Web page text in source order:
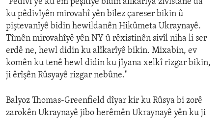
"Pêdivî ye ku em pêşitîyê bidin alîkarîya zivistanê da
ku pêdivîyên mirovahî yên bilez çareser bikin û
piştevanîyê bidin hewildanên Hikûmeta Ukraynayê.
Tîmên mirovahîyê yên NY û rêxistinên sivîl niha li ser
erdê ne, hewl didin ku alîkarîyê bikin. Mixabin, ev
komên ku tenê hewl didin ku jîyana xelkî rizgar bikin,
ji êrîşên Rûsyayê rizgar nebûne."
Balyoz Thomas-Greenfield dîyar kir ku Rûsya bi zorê
zarokên Ukraynayê jibo herêmên Ukraynayê yên ku ji